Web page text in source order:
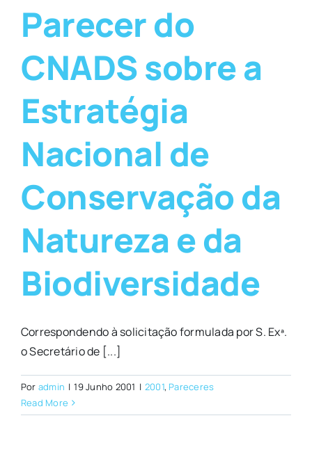
Parecer do
CNADS sobre a
Estratégia
Nacional de
Conservação da
Natureza e da
Biodiversidade
Correspondendo à solicitação formulada por S. Exª.
o Secretário de [...]
Por admin | 19 Junho 2001 | 2001, Pareceres
Read More